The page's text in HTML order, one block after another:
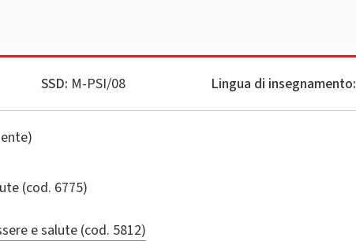
SSD: M-PSI/08 Lingua di insegnamento:
(cod. 6775)
e salute (cod. 5812)